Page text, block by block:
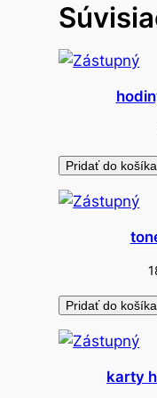
r
v
é
ú
ž
k
q
u
i
l
Pridať do košíka
Pridať do košíka
karty